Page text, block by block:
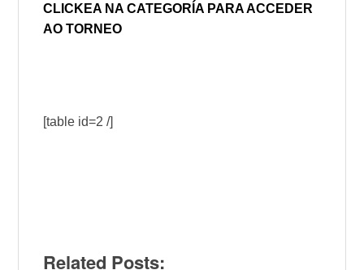
CLICKEA NA CATEGORÍA PARA ACCEDER
AO TORNEO
[table id=2 /]
Related Posts: